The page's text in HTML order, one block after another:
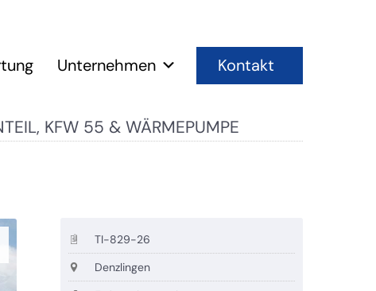
Unternehmen Kontakt
KFW 55 & WÄRMEPUMPE
TI-829-26
Denzlingen